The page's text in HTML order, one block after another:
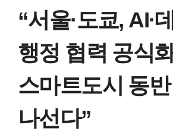
“서울·도쿄, AI·
행정 협력 공식
스마트도시 동
나선다”